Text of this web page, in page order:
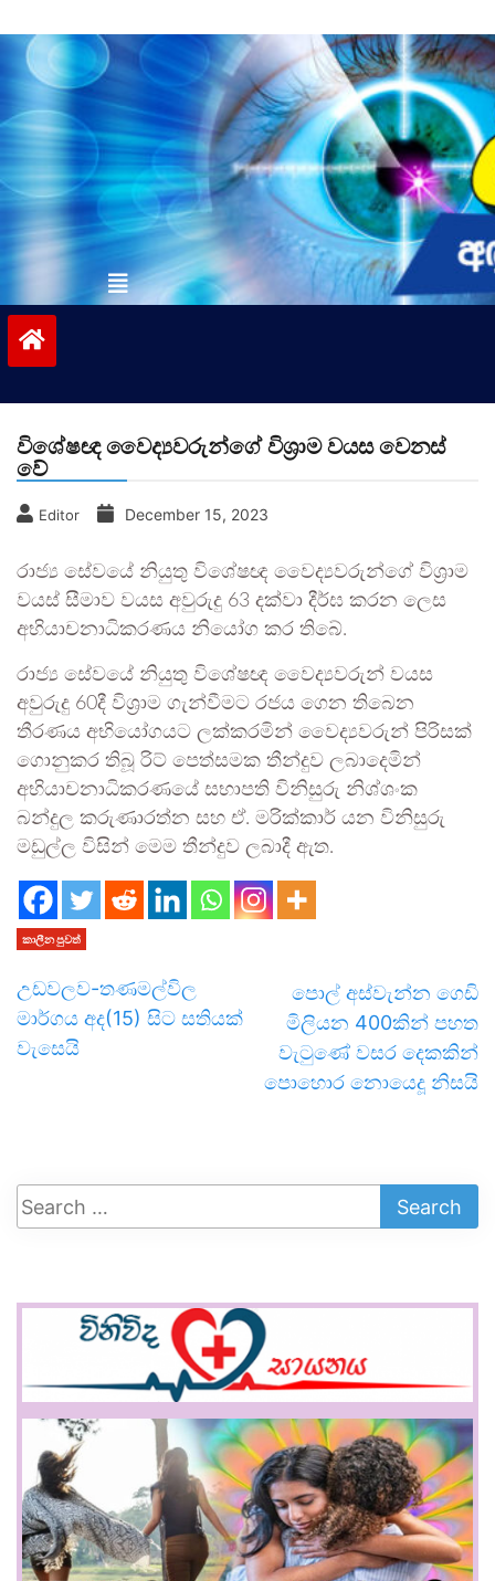
to
contentvinivida.lk
විශේෂඥ වෛද්‍යවරුන්ගේ විශ්‍රාම වයස වෙනස්
වේ
Editor December 15, 2023
රාජ්‍ය සේවයේ නියුතු විශේෂඥ වෛද්‍යවරුන්ගේ විශ්‍රාම
වයස් සීමාව වයස අවුරුදු 63 දක්වා දීර්ඝ කරන ලෙස
අභියාචනාධිකරණය නියෝග කර තිබේ.
රාජ්‍ය සේවයේ නියුතු විශේෂඥ වෛද්‍යවරුන් වයස
අවුරුදු 60දී විශ්‍රාම ගැන්වීමට රජය ගෙන තිබෙන
තීරණය අභියෝගයට ලක්කරමින් වෛද්‍යවරුන් පිරිසක්
ගොනුකර තිබූ රිට් පෙත්සමක තීන්දුව ලබාදෙමින්
අභියාචනාධිකරණයේ සභාපති විනිසුරු නිශ්ශංක
බන්දුල කරුණාරත්න සහ ඒ. මරික්කාර් යන විනිසුරු
මඩුල්ල විසින් මෙම තීන්දුව ලබාදී ඇත.
කාලීන පුවත්
උඩවලව-තණමල්විල
මාර්ගය අද(15) සිට සතියක්
වැසෙයි
පොල් අස්වැන්න ගෙඩි
මිලියන 400කින් පහත
වැටුණේ වසර දෙකකින්
පොහොර නොයෙදූ නිසයි